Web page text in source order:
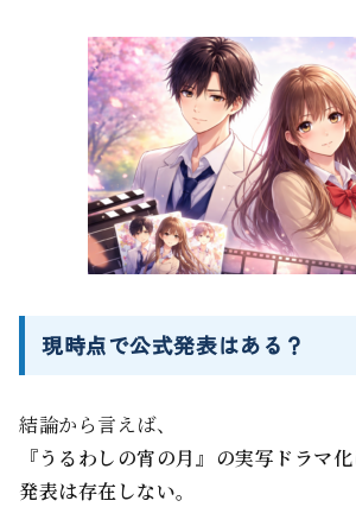
現時点で公式発表はある？
結論から言えば、
『うるわしの宵の月』の実写ドラマ
発表は存在しない。